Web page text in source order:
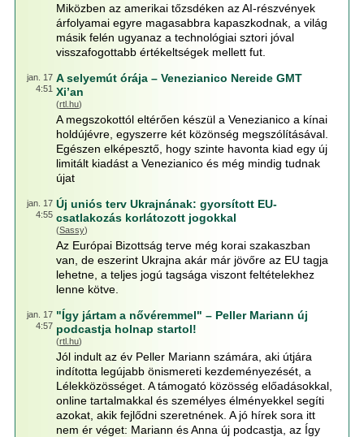
Miközben az amerikai tőzsdéken az AI-részvények
árfolyamai egyre magasabbra kapaszkodnak, a világ
másik felén ugyanaz a technológiai sztori jóval
visszafogottabb értékeltségek mellett fut.
jan. 17
4:51
A selyemút órája – Venezianico Nereide GMT
Xi’an
(rtl.hu)
A megszokottól eltérően készül a Venezianico a kínai
holdújévre, egyszerre két közönség megszólításával.
Egészen elképesztő, hogy szinte havonta kiad egy új
limitált kiadást a Venezianico és még mindig tudnak
újat
jan. 17
4:55
Új uniós terv Ukrajnának: gyorsított EU-
csatlakozás korlátozott jogokkal
(Sassy)
Az Európai Bizottság terve még korai szakaszban
van, de eszerint Ukrajna akár már jövőre az EU tagja
lehetne, a teljes jogú tagsága viszont feltételekhez
lenne kötve.
jan. 17
4:57
"Így jártam a nővéremmel" – Peller Mariann új
podcastja holnap startol!
(rtl.hu)
Jól indult az év Peller Mariann számára, aki útjára
indította legújabb önismereti kezdeményezését, a
Lélekközösséget. A támogató közösség előadásokkal,
online tartalmakkal és személyes élményekkel segíti
azokat, akik fejlődni szeretnének. A jó hírek sora itt
nem ér véget: Mariann és Anna új podcastja, az Így